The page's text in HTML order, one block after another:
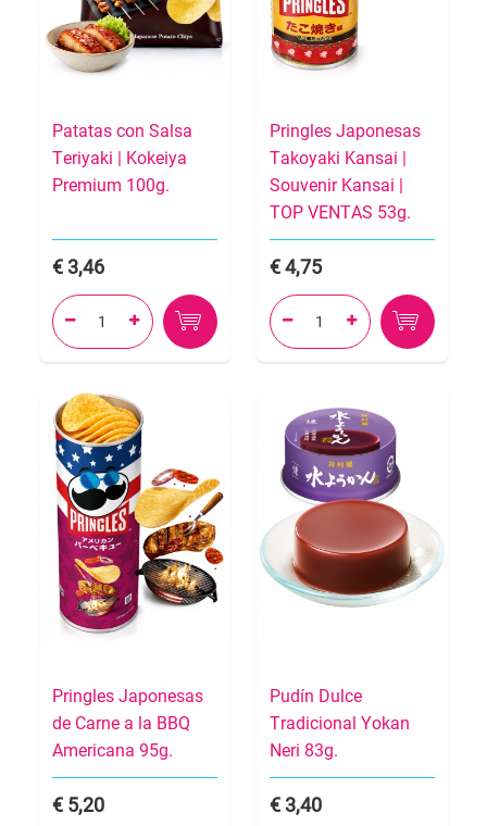
Patatas con Salsa
Teriyaki | Kokeiya
Premium 100g.
3,46
 
Pringles Japonesas
Takoyaki Kansai |
Souvenir Kansai |
TOP VENTAS 53g.
4,75
 
Pringles Japonesas
de Carne a la BBQ
Americana 95g.
5,20
Pudín Dulce
Tradicional Yokan
Neri 83g.
3,40